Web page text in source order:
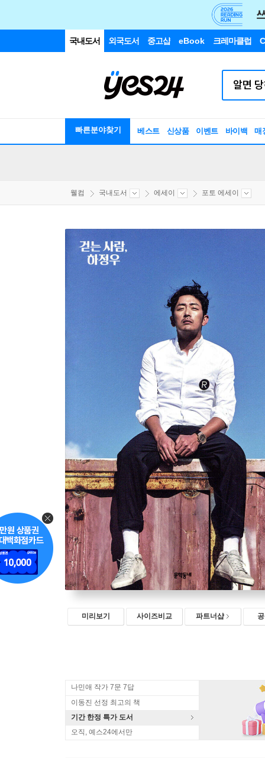
국내도서 외국도서 중고샵 eBook 크레마클럽
빠른분야찾기 베스트 신상품 이벤트 바이백 매
웰컴 국내도서 에세이 포토 에세이
미리보기 사이즈비교 파트너샵
나민애 작가 7문 7답
이동진 선정 최고의 책
기간 한정 특가 도서
오직, 예스24에서만